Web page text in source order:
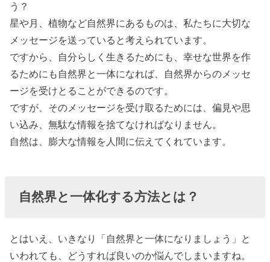
慣を身に付け
よう！
› 思考をつかっ
て潜在意識に
信じ込ませる
と奇跡が起き
る！
あった潜在意
果の例
› 最後に
う？
星や月、植物など自然界にあるものは、私たちに大切な
メッセージを送っていると考えられています。
ですから、自分らしく生きるためにも、幸せな世界を作
るためにも自然界と一体になれば、自然界からのメッセ
ージを受けとることができるのです。
ですが、そのメッセージを受け取るためには、偏見や思
い込み、無駄な情報を捨てなければなりません。
自然は、膨大な情報を人間に伝えてくれています。
自然界と一体化する方法とは？
とはいえ、いきなり「自然界と一体になりましょう」と
いわれても、どうすれば良いのか悩んでしまいますね。